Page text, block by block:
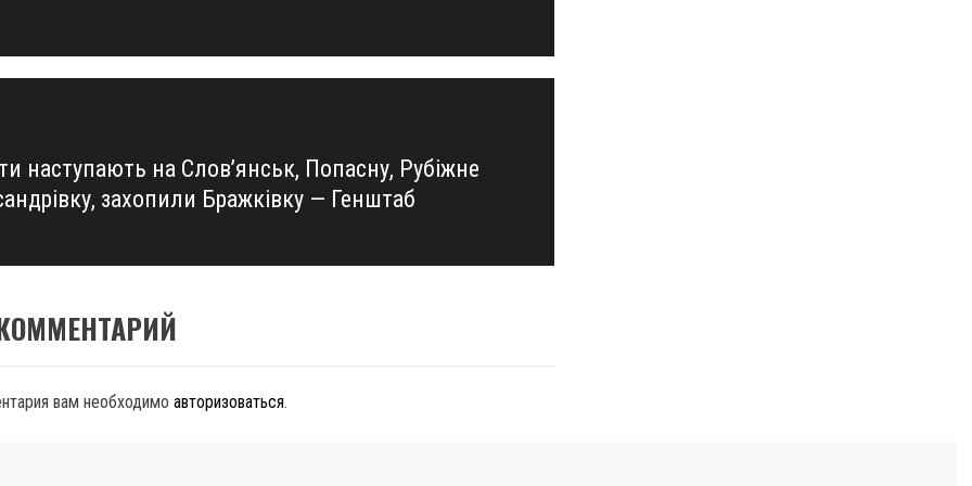
наступають на Слов’янськ, Попасну, Рубіжне
захопили Бражківку — Генштаб
вам необходимо авторизоваться.